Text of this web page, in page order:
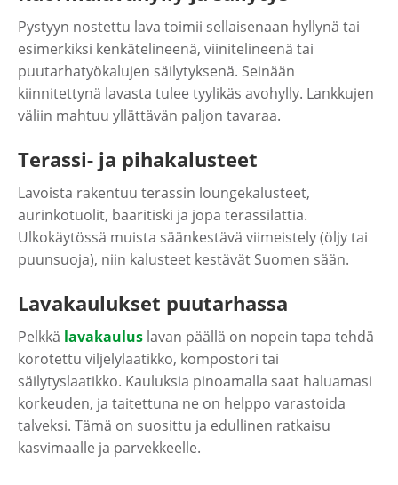
Pystyyn nostettu lava toimii sellaisenaan hyllynä tai
esimerkiksi kenkätelineenä, viinitelineenä tai
puutarhatyökalujen säilytyksenä. Seinään
kiinnitettynä lavasta tulee tyylikäs avohylly. Lankkujen
väliin mahtuu yllättävän paljon tavaraa.
Terassi- ja pihakalusteet
Lavoista rakentuu terassin loungekalusteet,
aurinkotuolit, baaritiski ja jopa terassilattia.
Ulkokäytössä muista säänkestävä viimeistely (öljy tai
puunsuoja), niin kalusteet kestävät Suomen sään.
Lavakaulukset puutarhassa
Pelkkä lavakaulus lavan päällä on nopein tapa tehdä
korotettu viljelylaatikko, kompostori tai
säilytyslaatikko. Kauluksia pinoamalla saat haluamasi
korkeuden, ja taitettuna ne on helppo varastoida
talveksi. Tämä on suosittu ja edullinen ratkaisu
kasvimaalle ja parvekkeelle.